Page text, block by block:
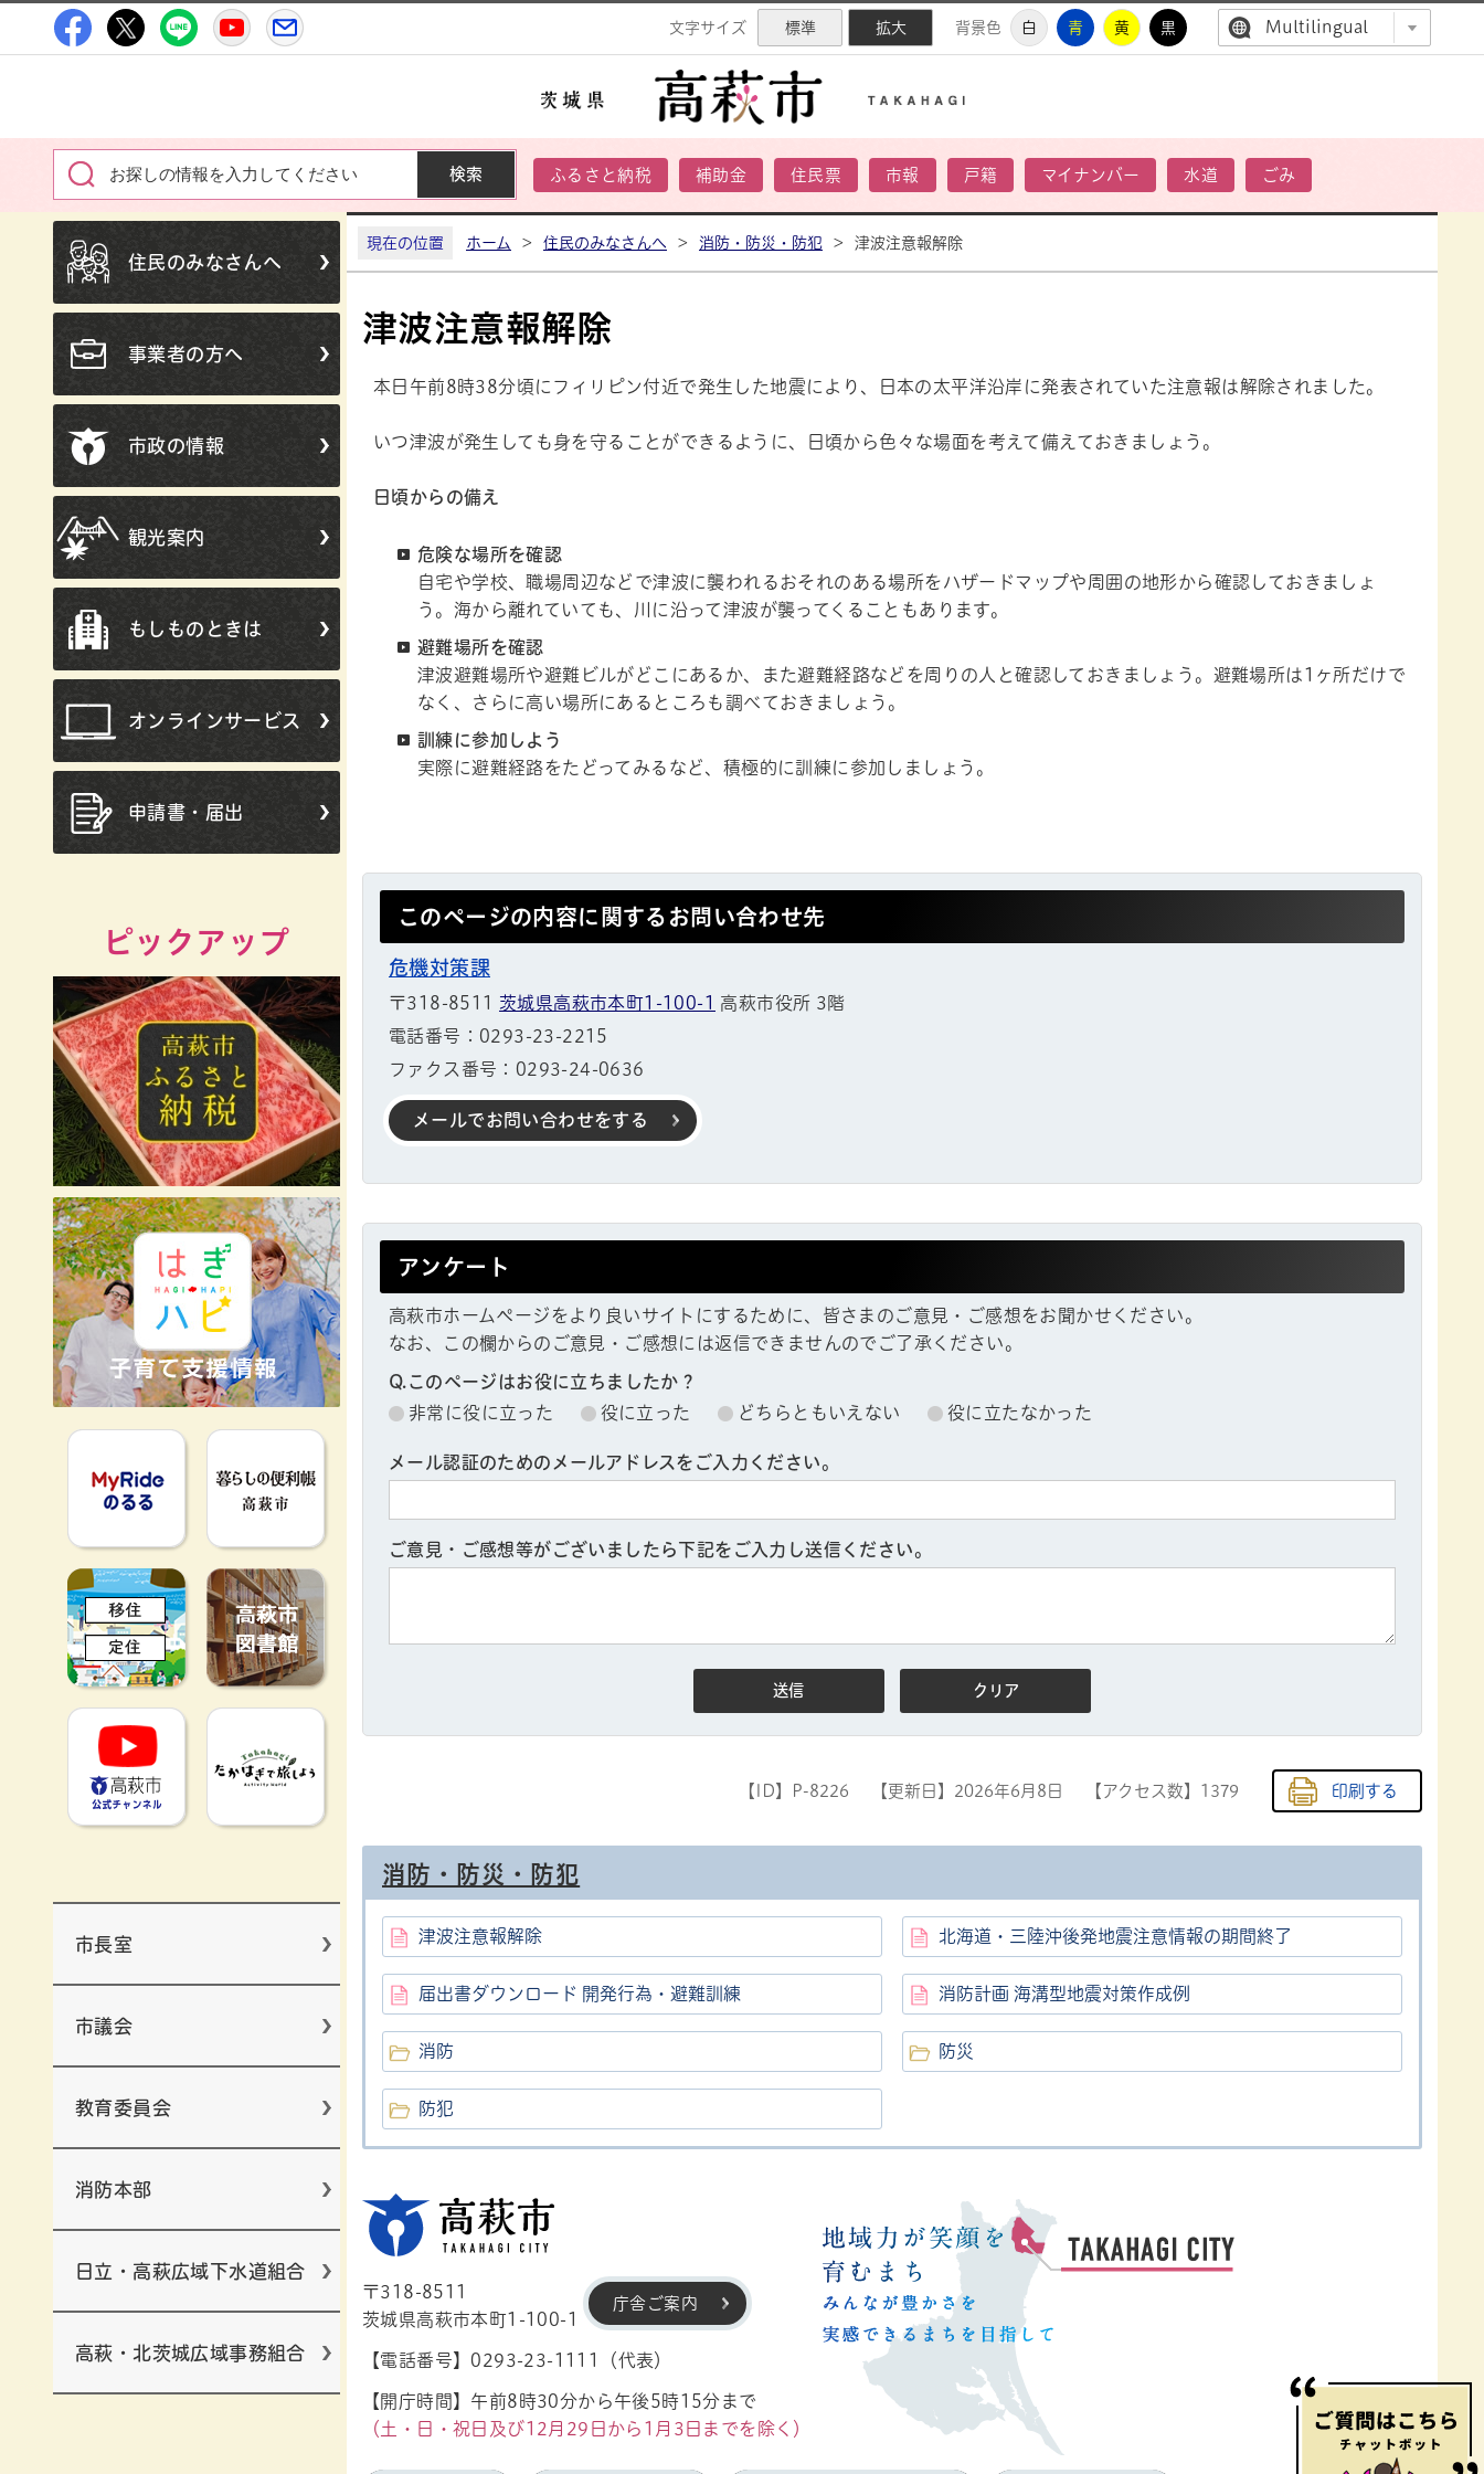
高萩市公式Facebook
高萩市公式X高萩市公式LINE
高萩市YouTube公式チャンネル 文字サイズ 標準 拡大 背景色 白 青 黄 黒 Multilingual
ふるさと納税 補助金 住民票 市報 戸籍 マイナンバー 水道 ごみ
住民のみなさんへ
事業者の方へ
市政の情報
観光案内
もしものときは
オンラインサービス
申請書・届出
ピックアップ
MyRideのるる
移住定住
高萩市YouTube公式チャンネル
市長室
市議会
教育委員会
消防本部
日立・高萩広域下水道組合
高萩・北茨城広域事務組合
現在の位置 ホーム > 住民のみなさんへ > 消防・防災・防犯 > 津波注意報解除
津波注意報解除
本日午前8時38分頃にフィリピン付近で発生した地震により、日本の太平洋沿岸に発表されていた注意報は解除されました。
いつ津波が発生しても身を守ることができるように、日頃から色々な場面を考えて備えておきましょう。
日頃からの備え
危険な場所を確認
自宅や学校、職場周辺などで津波に襲われるおそれのある場所をハザードマップや周囲の地形から確認しておきましょ
う。海から離れていても、川に沿って津波が襲ってくることもあります。
避難場所を確認
津波避難場所や避難ビルがどこにあるか、また避難経路などを周りの人と確認しておきましょう。避難場所は1ヶ所だけで
なく、さらに高い場所にあるところも調べておきましょう。
訓練に参加しよう
実際に避難経路をたどってみるなど、積極的に訓練に参加しましょう。
このページの内容に関するお問い合わせ先
危機対策課
〒318-8511 茨城県高萩市本町1-100-1
高萩市役所 3階
電話番号：0293-23-2215
ファクス番号：0293-24-0636
メールでお問い合わせをする
アンケート
高萩市ホームページをより良いサイトにするために、皆さまのご意見・ご感想をお聞かせください。
なお、この欄からのご意見・ご感想には返信できませんのでご了承ください。
Q.このページはお役に立ちましたか？
非常に役に立った
役に立った どちらともいえない 役に立たなかった
メール認証のためのメールアドレスをご入力ください。
ご意見・ご感想等がございましたら下記をご入力し送信ください。
【ID】 P-8226 【更新日】 2026年6月8日 【アクセス数】 1379 印刷する
消防・防災・防犯
津波注意報解除 北海道・三陸沖後発地震注意情報の期間終了
届出書ダウンロード 開発行為・避難訓練 消防計画 海溝型地震対策作成例
消防 防災
防犯
〒318-8511
茨城県高萩市本町1-100-1
【電話番号】0293-23-1111（代表）
【開庁時間】午前8時30分から午後5時15分まで
（土・日・祝日及び12月29日から1月3日までを除く）
庁舎ご案内